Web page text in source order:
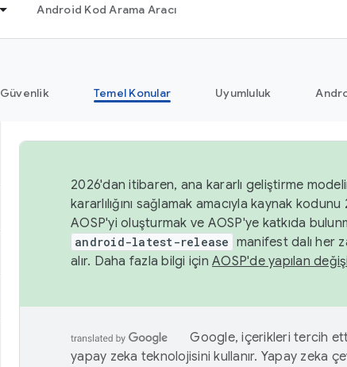
Android Kod Arama Aracı
Güvenlik Temel Konular Uyumluluk
2026'dan itibaren, ana kararlı geliştirme
kararlılığını sağlamak amacıyla kaynak
AOSP'yi oluşturmak ve AOSP'ye katkıda
android-latest-release manifest dalı her
alır. Daha fazla bilgi için AOSP'de yapılan
Google, içerikleri tercih
yapay zeka teknolojisini kullanır. Yapay zeka